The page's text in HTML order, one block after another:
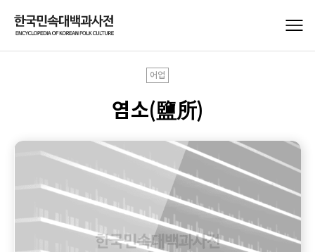
어업
염소(鹽所)